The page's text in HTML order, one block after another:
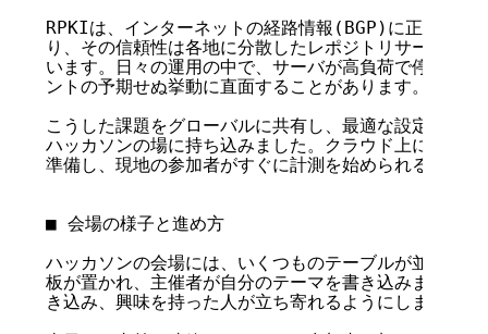
RPKIは、インターネットの経路情報(BGP)に正当性を
り、その信頼性は各地に分散したレポジトリサーバの
います。日々の運用の中で、サーバが高負荷で停止す
ントの予期せぬ挙動に直面することがあります。
こうした課題をグローバルに共有し、最適な設定や改
ハッカソンの場に持ち込みました。クラウド上にヨー
準備し、現地の参加者がすぐに計測を始められる環境を
■ 会場の様子と進め方
ハッカソンの会場には、いくつものテーブルが並びま
板が置かれ、主催者が自分のテーマを書き込みます。私
き込み、興味を持った人が立ち寄れるようにしました。